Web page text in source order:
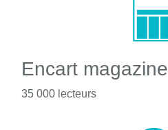
Encart magazine
35 000 lecteurs